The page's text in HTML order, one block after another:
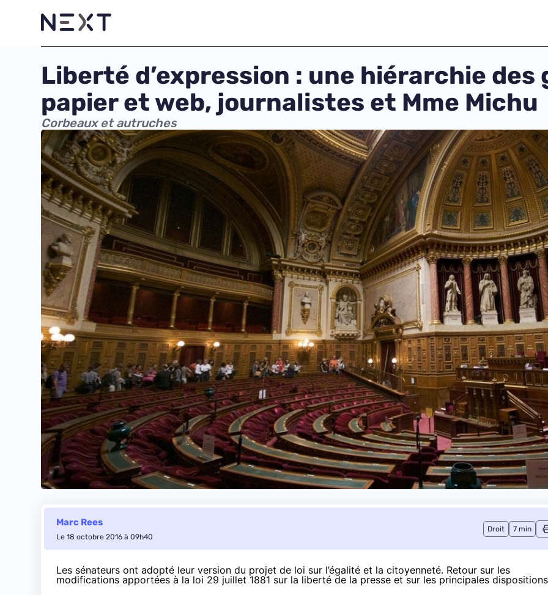
Liberté d’expression : une hiérarchie
papier et web, journalistes et Mme Michu
Corbeaux et autruches
Marc Rees
Le 18 octobre 2016 à 09h40
Droit 7 min
Les sénateurs ont adopté leur version du projet de loi sur l’égalité et la citoyenneté. Retour sur les
modifications apportées à la loi 29 juillet 1881 sur la liberté de la presse et sur les principales